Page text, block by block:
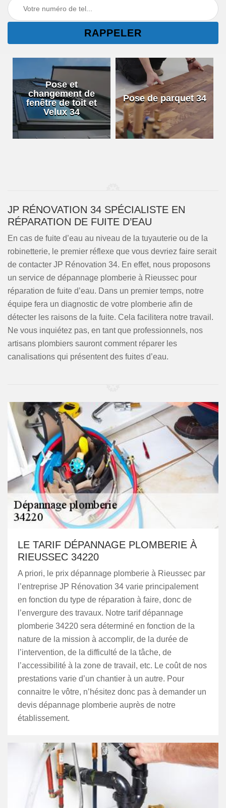
Pose et
changement de
fenêtre de toit et
Velux 34
Pose de parquet 34
JP RÉNOVATION 34 SPÉCIALISTE EN
RÉPARATION DE FUITE D’EAU
En cas de fuite d’eau au niveau de la tuyauterie ou de la
robinetterie, le premier réflexe que vous devriez faire serait
de contacter JP Rénovation 34. En effet, nous proposons
un service de dépannage plomberie à Rieussec pour
réparation de fuite d’eau. Dans un premier temps, notre
équipe fera un diagnostic de votre plomberie afin de
détecter les raisons de la fuite. Cela facilitera notre travail.
Ne vous inquiétez pas, en tant que professionnels, nos
artisans plombiers sauront comment réparer les
canalisations qui présentent des fuites d’eau.
LE TARIF DÉPANNAGE PLOMBERIE À
RIEUSSEC 34220
A priori, le prix dépannage plomberie à Rieussec par
l’entreprise JP Rénovation 34 varie principalement
en fonction du type de réparation à faire, donc de
l’envergure des travaux. Notre tarif dépannage
plomberie 34220 sera déterminé en fonction de la
nature de la mission à accomplir, de la durée de
l’intervention, de la difficulté de la tâche, de
l’accessibilité à la zone de travail, etc. Le coût de nos
prestations varie d’un chantier à un autre. Pour
connaitre le vôtre, n’hésitez donc pas à demander un
devis dépannage plomberie auprès de notre
établissement.